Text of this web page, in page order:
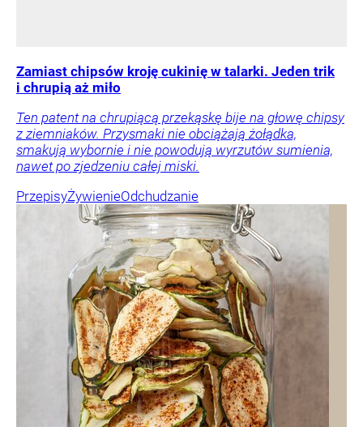
Zamiast chipsów kroję cukinię w talarki. Jeden trik
i chrupią aż miło
Ten patent na chrupiącą przekąskę bije na głowę chipsy
z ziemniaków. Przysmaki nie obciążają żołądka,
smakują wybornie i nie powodują wyrzutów sumienia,
nawet po zjedzeniu całej miski.
PrzepisyŻywienieOdchudzanie